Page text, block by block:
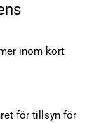
inom kort
för tillsyn för